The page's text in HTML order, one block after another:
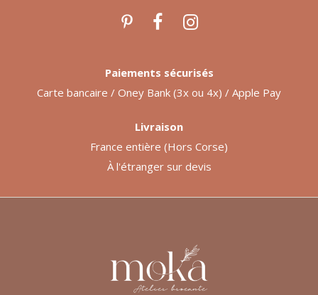
Paiements sécurisés
Carte bancaire / Oney Bank (3x ou 4x) / Apple Pay
Livraison
France entière (Hors Corse)
À l'étranger sur devis